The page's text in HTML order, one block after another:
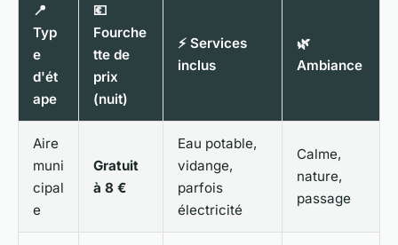
📍
Typ
e
d'ét
ape
💶
Fourche
tte de
prix
(nuit)
⚡ Services
inclus
🌿
Ambiance
Aire
muni
cipal
e
Gratuit
à 8 €
Eau potable,
vidange,
parfois
électricité
Calme,
nature,
passage